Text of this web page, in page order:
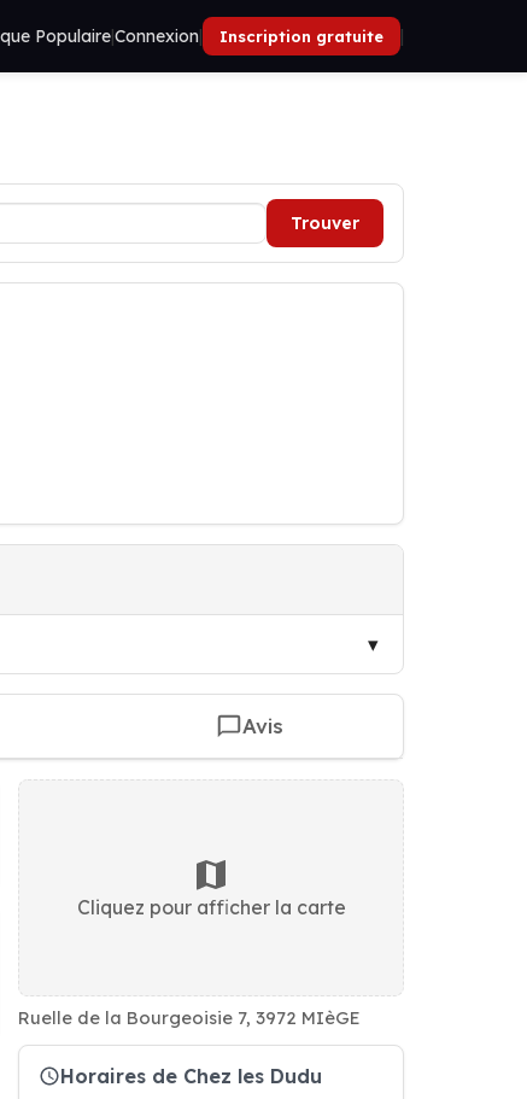
Populaire|Connexion| Inscription gratuite |
Trouver
Avis
Cliquez pour afficher la carte
Ruelle de la Bourgeoisie 7, 3972 MIèGE
Horaires de Chez les Dudu